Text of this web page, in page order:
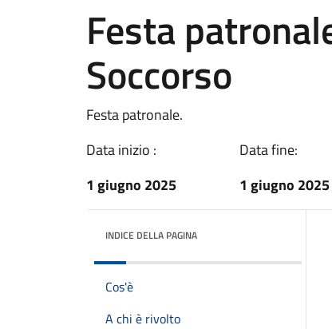
Festa
Soccorso
Festa patronale.
Data inizio :
1 giugno 2025
Data fine:
1 giugno 2025
INDICE DELLA PAGINA
Cos'è
A chi è rivolto